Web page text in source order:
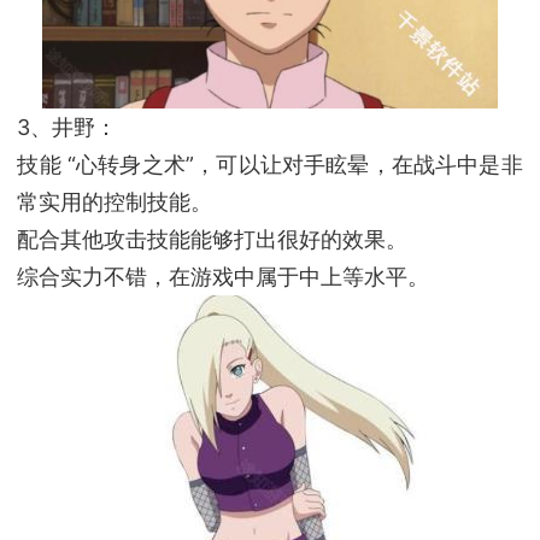
3、井野：
技能 “心转身之术”，可以让对手眩晕，在战斗中是非
常实用的控制技能。
配合其他攻击技能能够打出很好的效果。
综合实力不错，在游戏中属于中上等水平。